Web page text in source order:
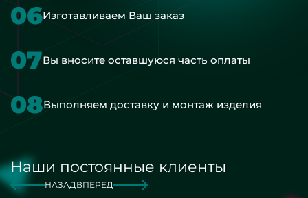
06Изготавливаем Ваш заказ
07Вы вносите оставшуюся часть оплаты
08Выполняем доставку и монтаж изделия
Наши постоянные клиенты
НАЗАДВПЕРЕД